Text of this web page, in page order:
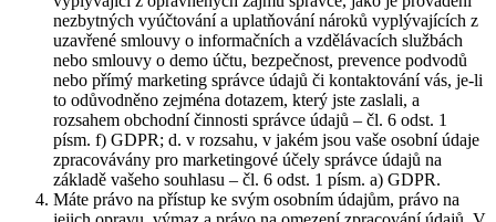
nezbytných vyúčtování a uplatňování nároků vyplývajících z
uzavřené smlouvy o informačních a vzdělávacích službách
nebo smlouvy o demo účtu, bezpečnost, prevence podvodů
nebo přímý marketing správce údajů či kontaktování vás, je-li
to odůvodněno zejména dotazem, který jste zaslali, a
rozsahem obchodní činnosti správce údajů – čl. 6 odst. 1
písm. f) GDPR; d. v rozsahu, v jakém jsou vaše osobní údaje
zpracovávány pro marketingové účely správce údajů na
základě vašeho souhlasu – čl. 6 odst. 1 písm. a) GDPR.
Máte právo na přístup ke svým osobním údajům, právo na